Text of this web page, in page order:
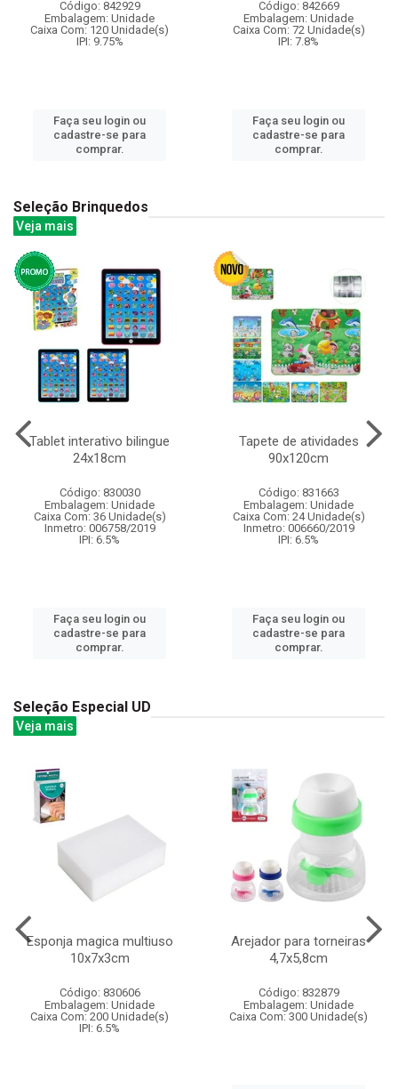
Código: 842929
Embalagem: Unidade
Caixa Com: 120 Unidade(s)
IPI: 9.75%
Faça seu login ou
cadastre-se para
comprar.
Código: 842669
Embalagem: Unidade
Caixa Com: 72 Unidade(s)
IPI: 7.8%
Faça seu login ou
cadastre-se para
comprar.
Seleção Brinquedos
Veja mais
Tablet interativo bilingue
24x18cm
Código: 830030
Embalagem: Unidade
Caixa Com: 36 Unidade(s)
Inmetro: 006758/2019
IPI: 6.5%
Faça seu login ou
cadastre-se para
comprar.
Tapete de atividades
90x120cm
Código: 831663
Embalagem: Unidade
Caixa Com: 24 Unidade(s)
Inmetro: 006660/2019
IPI: 6.5%
Faça seu login ou
cadastre-se para
comprar.
Seleção Especial UD
Veja mais
Esponja magica multiuso
10x7x3cm
Código: 830606
Embalagem: Unidade
Caixa Com: 200 Unidade(s)
IPI: 6.5%
Arejador para torneiras
4,7x5,8cm
Código: 832879
Embalagem: Unidade
Caixa Com: 300 Unidade(s)